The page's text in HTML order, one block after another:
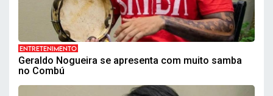
ENTRETENIMENTO
Geraldo Nogueira se apresenta com muito samba
no Combú